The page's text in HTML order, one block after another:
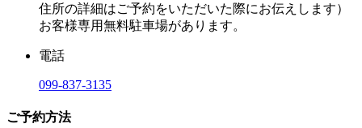
住所の詳細はご予約をいただいた際にお伝えします）
お客様専用無料駐車場があります。
電話
099-837-3135
ご予約方法